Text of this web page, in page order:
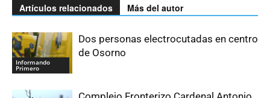
Artículos relacionados Más del autor
Informando
Primero
Dos personas electrocutadas en centro
de Osorno